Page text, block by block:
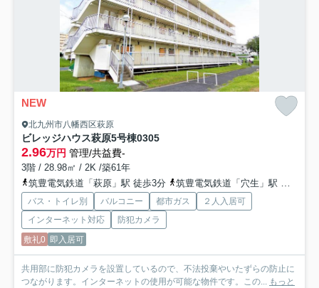
NEW
北九州市八幡西区萩原
ビレッジハウス萩原5号棟0305
2.96万円 管理/共益費-
3階 / 28.98㎡ / 2K /築61年
筑豊電気鉄道「萩原」駅 徒歩3分
筑豊電気鉄道「穴生」駅 徒歩12分
バス・トイレ別 バルコニー 都市ガス
２人入居可
インターネット対応
防犯カメラ
敷礼0 即入居可
共用部に防犯カメラを設置しているので、不法投棄やいたずらの防止に
つながります。インターネットの使用が可能な物件です。この...
もっと